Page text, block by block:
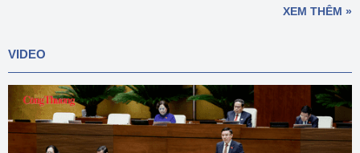
XEM THÊM »
VIDEO